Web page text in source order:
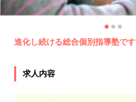
進化し続ける総合個別指導塾です
求人内容